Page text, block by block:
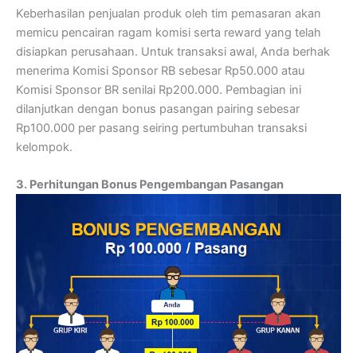
Keberhasilan penjualan produk oleh tim pemasaran akan
memicu pencairan ragam komisi serta reward yang telah
disiapkan perusahaan. Untuk transaksi awal, Anda berhak
menerima Komisi Sponsor RB sebesar Rp50.000 atau
Komisi Sponsor BR senilai Rp200.000. Pembagian ini
dilanjutkan dengan bonus pasangan pairing sebesar
Rp100.000 per pasang seiring pertumbuhan transaksi
kelompok.
3. Perhitungan Bonus Pengembangan Pasangan